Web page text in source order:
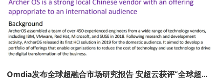
Omdia发布全球超融合市场研究报告 安超云获评“全球超融合市场颠覆者”